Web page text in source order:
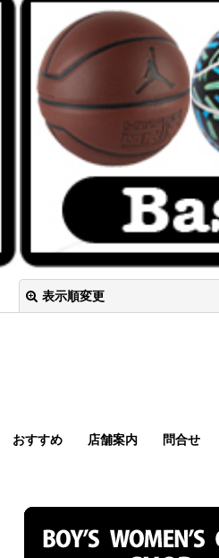
表示順変更
絞り込む
おすすめ 店舗案内 問合せ